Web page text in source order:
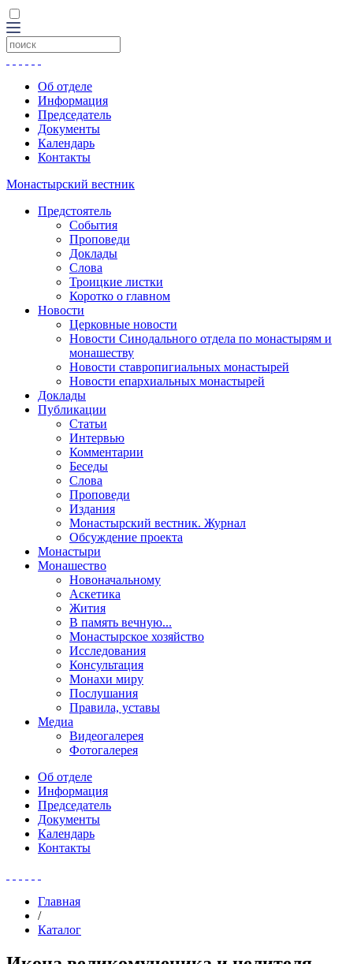
Об отделе
Информация
Председатель
Документы
Календарь
Контакты
Монастырский вестник
Предстоятель
События
Проповеди
Доклады
Слова
Троицкие листки
Коротко о главном
Новости
Церковные новости
Новости Синодального отдела по монастырям и
монашеству
Новости ставропигиальных монастырей
Новости епархиальных монастырей
Доклады
Публикации
Статьи
Интервью
Комментарии
Беседы
Слова
Проповеди
Издания
Монастырский вестник. Журнал
Обсуждение проекта
Монастыри
Монашество
Новоначальному
Аскетика
Жития
В память вечную...
Монастырское хозяйство
Исследования
Консультация
Монахи миру
Послушания
Правила, уставы
Медиа
Видеогалерея
Фотогалерея
Об отделе
Информация
Председатель
Документы
Календарь
Контакты
Главная
/
Каталог